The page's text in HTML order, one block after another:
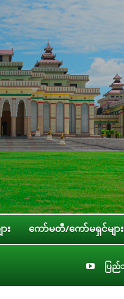
း ကော်မတီ/ကော်မရှင်များ
န်ကြီးဌာနများ၊ တိုင်းဒေသ
ပြ